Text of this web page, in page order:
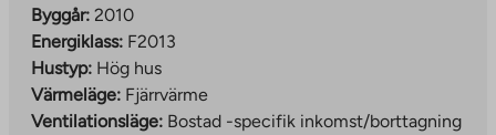
Byggår: 2010
Energiklass: F2013
Hustyp: Hög hus
Värmeläge: Fjärrvärme
Ventilationsläge: Bostad -specifik inkomst/borttagning